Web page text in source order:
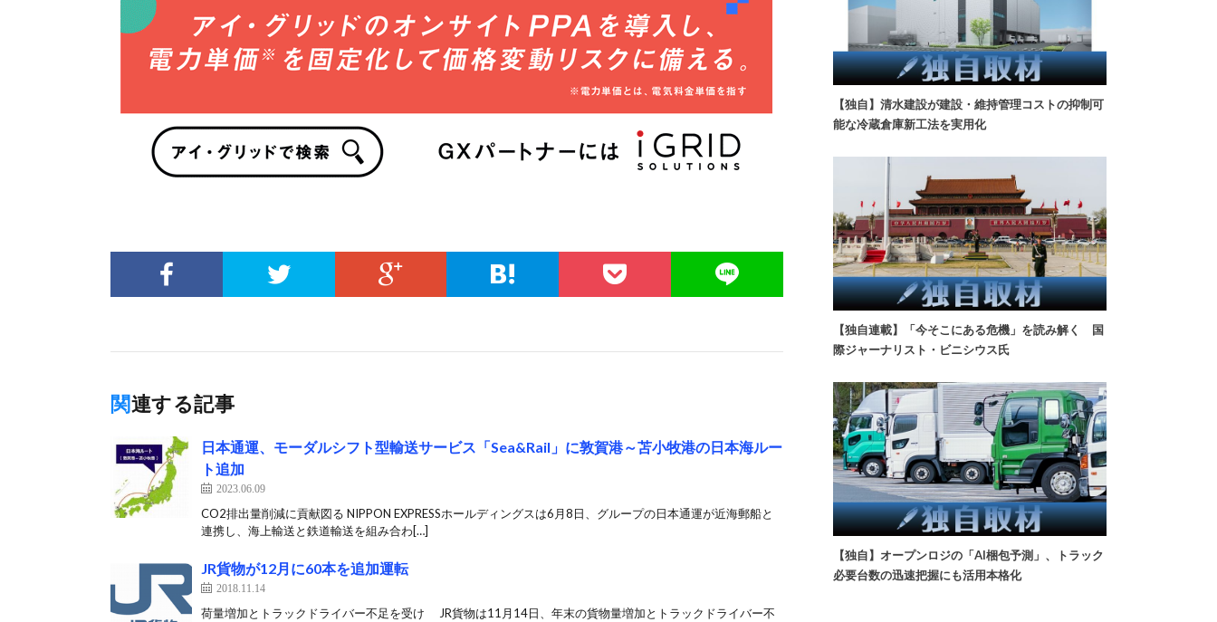
関連する記事
日本通運、モーダルシフト型輸送サービス「Sea&Rail」に敦賀港～苫小牧港の日本海ルー
ト追加
2023.06.09
CO2排出量削減に貢献図る NIPPON EXPRESSホールディングスは6月8日、グループの日本通運が近海郵船と
連携し、海上輸送と鉄道輸送を組み合わ[…]
JR貨物が12月に60本を追加運転
2018.11.14
荷量増加とトラックドライバー不足を受け JR貨物は11月14日、年末の貨物量増加とトラックドライバー不
【独自】清水建設が建設・維持管理コストの抑制可
能な冷蔵倉庫新工法を実用化
【独自連載】「今そこにある危機」を読み解く 国
際ジャーナリスト・ビニシウス氏
【独自】オープンロジの「AI梱包予測」、トラック
必要台数の迅速把握にも活用本格化